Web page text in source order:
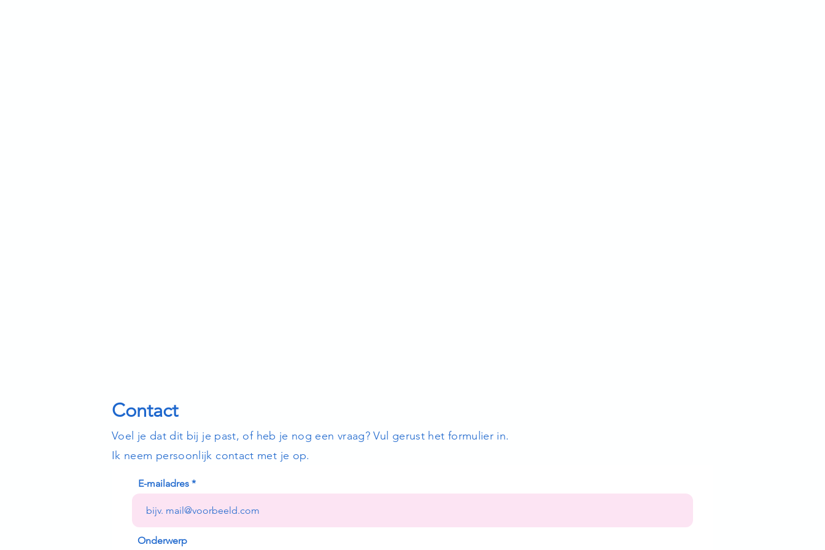
Contact
Voel je dat dit bij je past, of heb je nog een vraag? Vul gerust het formulier in.
Ik neem persoonlijk contact met je op.
E-mailadres
Onderwerp